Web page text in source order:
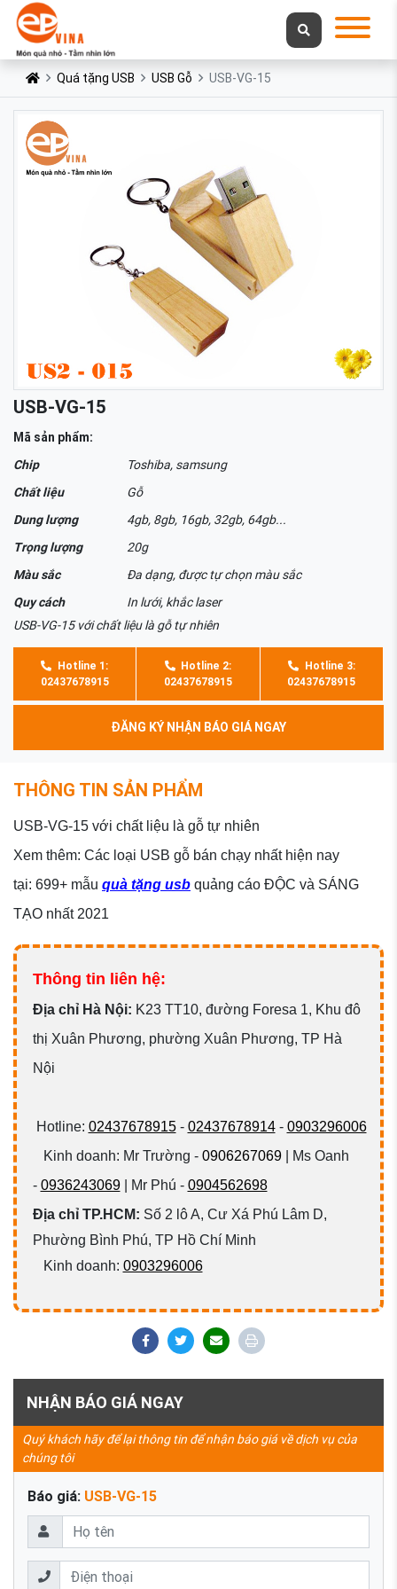
Quá tặng USB USB Gỗ USB-VG-15
USB-VG-15
Mã sản phẩm:
Chip
Toshiba, samsung
Chất liệu
Gỗ
Dung lượng
4gb, 8gb, 16gb, 32gb, 64gb...
Trọng lượng
20g
Màu sắc
Đa dạng, được tự chọn màu sắc
Quy cách
In lưới, khắc laser
USB-VG-15 với chất liệu là gỗ tự nhiên
Hotline 1:
02437678915
Hotline 2:
02437678915
Hotline 3:
02437678915
ĐĂNG KÝ NHẬN BÁO GIÁ NGAY
THÔNG TIN SẢN PHẨM
USB-VG-15 với chất liệu là gỗ tự nhiên
Xem thêm: Các loại USB gỗ bán chạy nhất hiện nay
tại: 699+ mẫu quà tặng usb quảng cáo ĐỘC và SÁNG
TẠO nhất 2021
Thông tin liên hệ:
Địa chỉ Hà Nội: K23 TT10, đường Foresa 1, Khu đô
thị Xuân Phương, phường Xuân Phương, TP Hà
Nội
Hotline: 02437678915- 02437678914- 0903296006
Kinh doanh: Mr Trường - 0906267069| Ms Oanh
- 0936243069| Mr Phú - 0904562698
Địa chỉ TP.HCM: Số 2 lô A, Cư Xá Phú Lâm D,
Phường Bình Phú, TP Hồ Chí Minh
Kinh doanh: 0903296006
NHẬN BÁO GIÁ NGAY
Quý khách hãy để lại thông tin để nhận báo giá về dịch vụ của
chúng tôi
Báo giá: USB-VG-15